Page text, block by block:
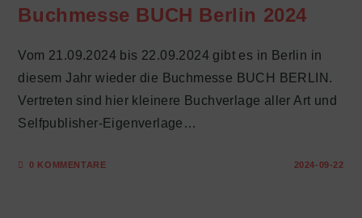
Buchmesse BUCH Berlin 2024
Vom 21.09.2024 bis 22.09.2024 gibt es in Berlin in
diesem Jahr wieder die Buchmesse BUCH BERLIN.
Vertreten sind hier kleinere Buchverlage aller Art und
Selfpublisher-Eigenverlage…
0 KOMMENTARE 2024-09-22